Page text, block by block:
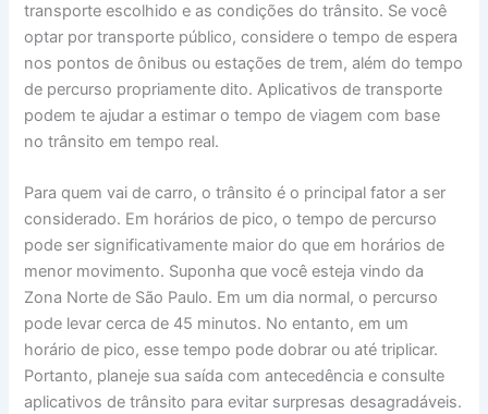
transporte escolhido e as condições do trânsito. Se você
optar por transporte público, considere o tempo de espera
nos pontos de ônibus ou estações de trem, além do tempo
de percurso propriamente dito. Aplicativos de transporte
podem te ajudar a estimar o tempo de viagem com base
no trânsito em tempo real.
Para quem vai de carro, o trânsito é o principal fator a ser
considerado. Em horários de pico, o tempo de percurso
pode ser significativamente maior do que em horários de
menor movimento. Suponha que você esteja vindo da
Zona Norte de São Paulo. Em um dia normal, o percurso
pode levar cerca de 45 minutos. No entanto, em um
horário de pico, esse tempo pode dobrar ou até triplicar.
Portanto, planeje sua saída com antecedência e consulte
aplicativos de trânsito para evitar surpresas desagradáveis.